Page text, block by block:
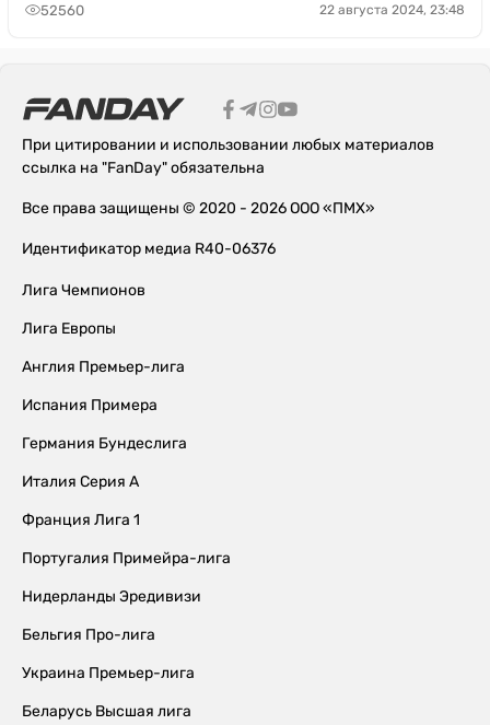
52560 22 августа 2024, 23:48
При цитировании и использовании любых материалов
ссылка на "FanDay" обязательна
Все права защищены © 2020 - 2026 ООО «ПМХ»
Идентификатор медиа R40-06376
Лига Чемпионов
Лига Европы
Англия Премьер-лига
Испания Примера
Германия Бундеслига
Италия Серия А
Франция Лига 1
Португалия Примейра-лига
Нидерланды Эредивизи
Бельгия Про-лига
Украина Премьер-лига
Беларусь Высшая лига